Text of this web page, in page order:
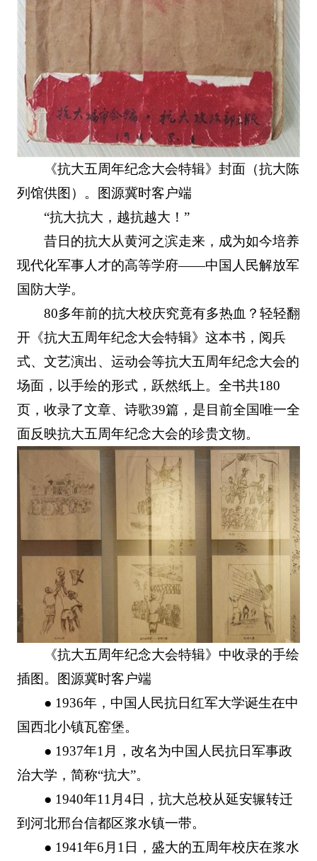
《抗大五周年纪念大会特辑》封面（抗大陈
列馆供图）。图源冀时客户端
“抗大抗大，越抗越大！”
昔日的抗大从黄河之滨走来，成为如今培养
现代化军事人才的高等学府——中国人民解放军
国防大学。
80多年前的抗大校庆究竟有多热血？轻轻翻
开《抗大五周年纪念大会特辑》这本书，阅兵
式、文艺演出、运动会等抗大五周年纪念大会的
场面，以手绘的形式，跃然纸上。全书共180
页，收录了文章、诗歌39篇，是目前全国唯一全
面反映抗大五周年纪念大会的珍贵文物。
《抗大五周年纪念大会特辑》中收录的手绘
插图。图源冀时客户端
● 1936年，中国人民抗日红军大学诞生在中
国西北小镇瓦窑堡。
● 1937年1月，改名为中国人民抗日军事政
治大学，简称“抗大”。
● 1940年11月4日，抗大总校从延安辗转迁
到河北邢台信都区浆水镇一带。
● 1941年6月1日，盛大的五周年校庆在浆水